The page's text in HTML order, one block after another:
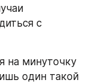
с
один такой